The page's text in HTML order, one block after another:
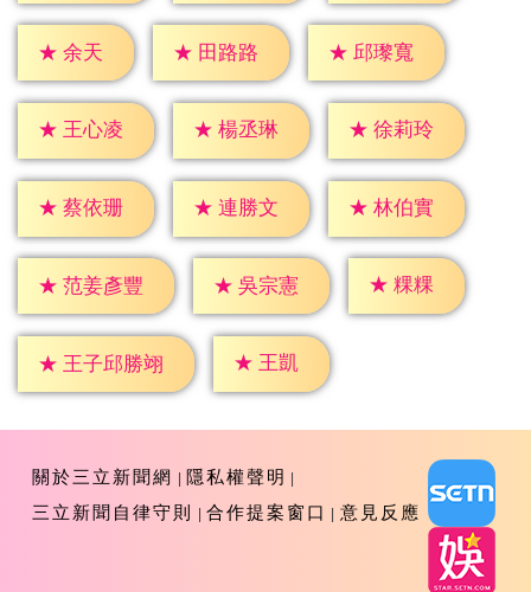
★ 余天 ★ 田路路 ★ 邱瓈寬
★ 王心凌 ★ 楊丞琳 ★ 徐莉玲
★ 蔡依珊 ★ 連勝文 ★ 林伯實
★ 范姜彥豐 ★ 吳宗憲 ★ 粿粿
★ 王子邱勝翊 ★ 王凱
關於三立新聞網
隱私權聲明
三立新聞自律守則
合作提案窗口 意見反應